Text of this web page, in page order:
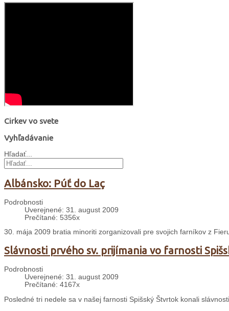
Cirkev vo svete
Vyhľadávanie
Hľadať...
Albánsko: Púť do Laç
Podrobnosti
Uverejnené: 31. august 2009
Prečítané: 5356x
30. mája 2009 bratia minoriti zorganizovali pre svojich farníkov z
Slávnosti prvého sv. prijímania vo farnosti
Podrobnosti
Uverejnené: 31. august 2009
Prečítané: 4167x
Posledné tri nedele sa v našej farnosti Spišský Štvrtok konali